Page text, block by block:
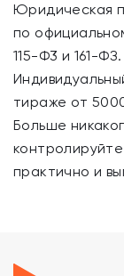
Юридическая
по
115-Ф3 и 161-ФЗ.
тираже от
Больше
практично и